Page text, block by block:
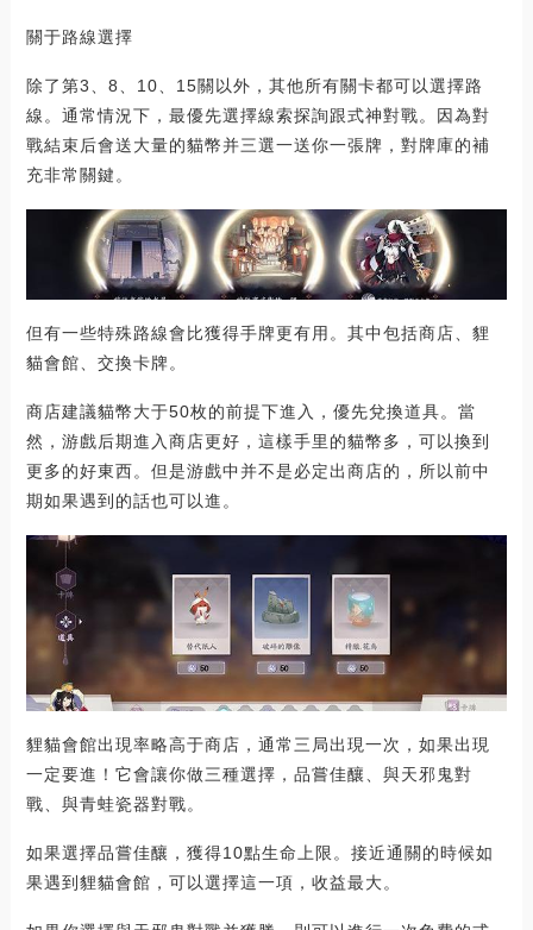
關于路線選擇
除了第3、8、10、15關以外，其他所有關卡都可以選擇路
線。通常情況下，最優先選擇線索探詢跟式神對戰。因為對
戰結束后會送大量的貓幣并三選一送你一張牌，對牌庫的補
充非常關鍵。
但有一些特殊路線會比獲得手牌更有用。其中包括商店、貍
貓會館、交換卡牌。
商店建議貓幣大于50枚的前提下進入，優先兌換道具。當
然，游戲后期進入商店更好，這樣手里的貓幣多，可以換到
更多的好東西。但是游戲中并不是必定出商店的，所以前中
期如果遇到的話也可以進。
貍貓會館出現率略高于商店，通常三局出現一次，如果出現
一定要進！它會讓你做三種選擇，品嘗佳釀、與天邪鬼對
戰、與青蛙瓷器對戰。
如果選擇品嘗佳釀，獲得10點生命上限。接近通關的時候如
果遇到貍貓會館，可以選擇這一項，收益最大。